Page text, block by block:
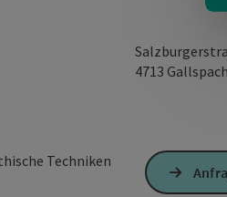
4713 Gallspach
Techniken